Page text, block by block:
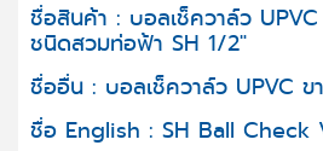
ชื่อสินค้า : บอลเช็ควาล์ว
ชนิดสวมท่อฟ้า SH 1/2"
ชื่ออื่น : บอลเช็ควาล์ว UPVC ข
ชื่อ English : SH Ball Check